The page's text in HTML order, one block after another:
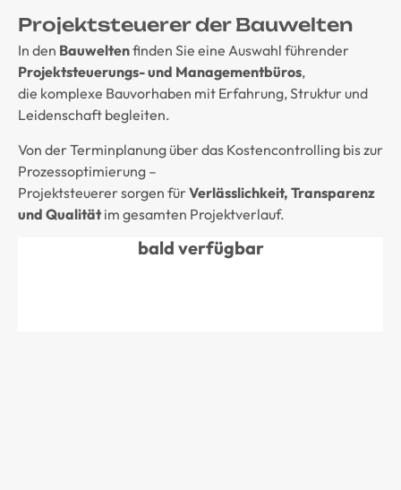
Projektsteuerer der Bauwelten
In den Bauweltenfinden Sie eine Auswahl führender
Projektsteuerungs- und Managementbüros,
die komplexe Bauvorhaben mit Erfahrung, Struktur und
Leidenschaft begleiten.
Von der Terminplanung über das Kostencontrolling bis zur
Prozessoptimierung –
Projektsteuerer sorgen fürVerlässlichkeit, Transparenz
und Qualitätim gesamten Projektverlauf.
bald verfügbar